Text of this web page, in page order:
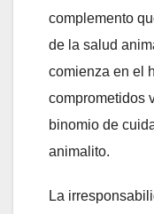
complemento
de la salud
comienza en el
comprometidos
binomio de
animalito.
La